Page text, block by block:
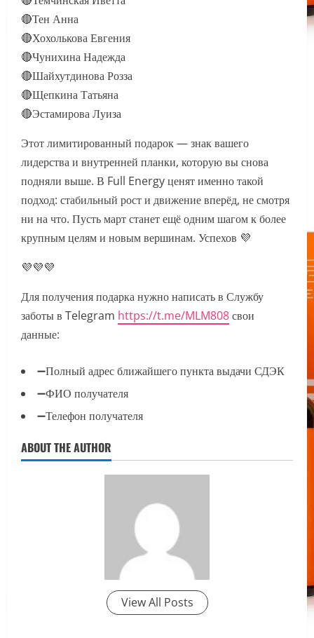
🔴Тен Анна
🔴Хохолькова Евгения
🔴Чунихина Надежда
🔴Шайхутдинова Розза
🔴Щепкина Татьяна
🔴Эстамирова Луиза
Этот лимитированный подарок — знак вашего
лидерства и внутренней планки, которую вы снова
подняли выше. В Full Energy ценят именно такой
подход: стабильный рост и движение вперёд, не смотря
ни на что. Пусть март станет ещё одним шагом к более
крупным целям и новым вершинам. Успехов 💜
💜💜💜
Для получения подарка нужно написать в Службу
заботы в Telegram https://t.me/MLM808свои
данные:
➖Полный адрес ближайшего пункта выдачи СДЭК
➖ФИО получателя
➖Телефон получателя
ABOUT THE AUTHOR
View All Posts